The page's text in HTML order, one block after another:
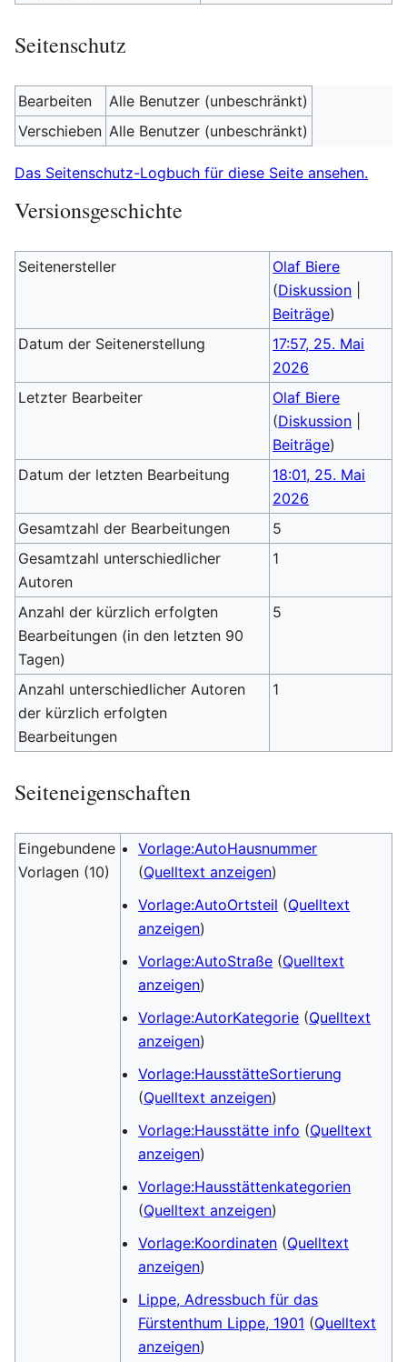
Seitenschutz
Bearbeiten
Alle Benutzer (unbeschränkt)
Verschieben Alle Benutzer (unbeschränkt)
Das Seitenschutz-Logbuch für diese Seite ansehen.
Versionsgeschichte
Seitenersteller
Olaf Biere
(Diskussion
Beiträge)
Datum der Seitenerstellung
17:57, 25. Mai
2026
Letzter Bearbeiter
Olaf Biere
(Diskussion
Beiträge)
Datum der letzten Bearbeitung
18:01, 25. Mai
2026
Gesamtzahl der Bearbeitungen
5
Gesamtzahl unterschiedlicher
Autoren
1
Anzahl der kürzlich erfolgten
Bearbeitungen (in den letzten 90
Tagen)
5
Anzahl unterschiedlicher Autoren
der kürzlich erfolgten
Bearbeitungen
1
Seiteneigenschaften
Eingebundene
Vorlagen (10)
Vorlage:AutoHausnummer
(Quelltext anzeigen)
Vorlage:AutoOrtsteil (Quelltext
anzeigen)
Vorlage:AutoStraße (Quelltext
anzeigen)
Vorlage:AutorKategorie (Quelltext
anzeigen)
Vorlage:HausstätteSortierung
(Quelltext anzeigen)
Vorlage:Hausstätte info (Quelltext
anzeigen)
Vorlage:Hausstättenkategorien
(Quelltext anzeigen)
Vorlage:Koordinaten (Quelltext
anzeigen)
Lippe, Adressbuch für das
Fürstenthum Lippe, 1901 (Quelltext
anzeigen)